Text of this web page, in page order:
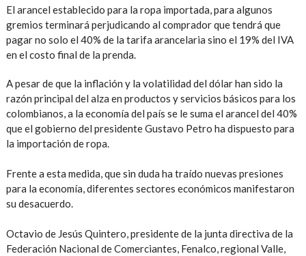
El arancel establecido para la ropa importada, para algunos
gremios terminará perjudicando al comprador que tendrá que
pagar no solo el 40% de la tarifa arancelaria sino el 19% del IVA
en el costo final de la prenda.
A pesar de que la inflación y la volatilidad del dólar han sido la
razón principal del alza en productos y servicios básicos para los
colombianos, a la economía del país se le suma el arancel del 40%
que el gobierno del presidente Gustavo Petro ha dispuesto para
la importación de ropa.
Frente a esta medida, que sin duda ha traído nuevas presiones
para la economía, diferentes sectores económicos manifestaron
su desacuerdo.
Octavio de Jesús Quintero, presidente de la junta directiva de la
Federación Nacional de Comerciantes, Fenalco, regional Valle,